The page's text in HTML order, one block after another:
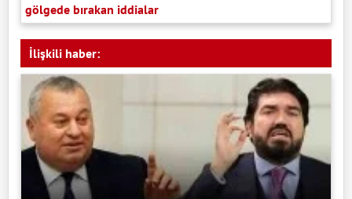
gölgede bırakan iddialar
İlişkili haber: